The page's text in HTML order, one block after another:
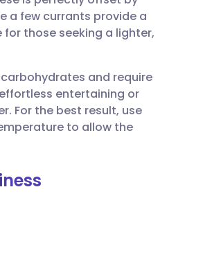
a few currants provide a
those seeking a lighter,
and require
entertaining or
For the best result, use
to allow the